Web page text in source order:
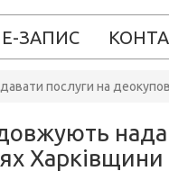
Е-ЗАПИС
послуги на
Харківщини